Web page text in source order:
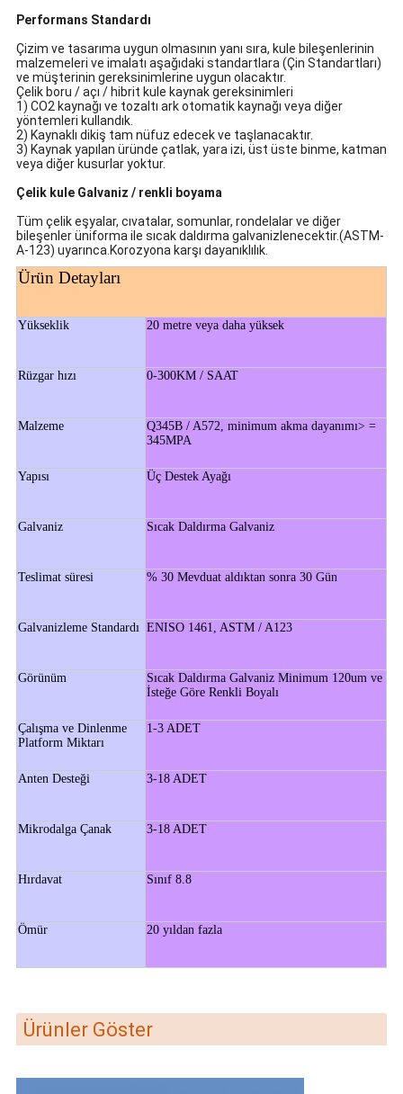
Performans Standardı
Çizim ve tasarıma uygun olmasının yanı sıra, kule bileşenlerinin
malzemeleri ve imalatı aşağıdaki standartlara (Çin Standartları)
ve müşterinin gereksinimlerine uygun olacaktır.
Çelik boru / açı / hibrit kule kaynak gereksinimleri
1) CO2 kaynağı ve tozaltı ark otomatik kaynağı veya diğer
yöntemleri kullandık.
2) Kaynaklı dikiş tam nüfuz edecek ve taşlanacaktır.
3) Kaynak yapılan üründe çatlak, yara izi, üst üste binme, katman
veya diğer kusurlar yoktur.
Çelik kule Galvaniz / renkli boyama
Tüm çelik eşyalar, cıvatalar, somunlar, rondelalar ve diğer
bileşenler üniforma ile sıcak daldırma galvanizlenecektir.(ASTM-
A-123) uyarınca.Korozyona karşı dayanıklılık.
Ürün Detayları
Yükseklik 20 metre veya daha yüksek
Rüzgar hızı 0-300KM / SAAT
Malzeme
Q345B / A572, minimum akma dayanımı> =
345MPA
Yapısı Üç Destek Ayağı
Galvaniz Sıcak Daldırma Galvaniz
Teslimat süresi % 30 Mevduat aldıktan sonra 30 Gün
Galvanizleme Standardı ENISO 1461, ASTM / A123
Görünüm
Sıcak Daldırma Galvaniz Minimum 120um ve
İsteğe Göre Renkli Boyalı
Çalışma ve Dinlenme
Platform Miktarı
1-3 ADET
Anten Desteği 3-18 ADET
Mikrodalga Çanak 3-18 ADET
Hırdavat Sınıf 8.8
Ömür 20 yıldan fazla
Ürünler Göster